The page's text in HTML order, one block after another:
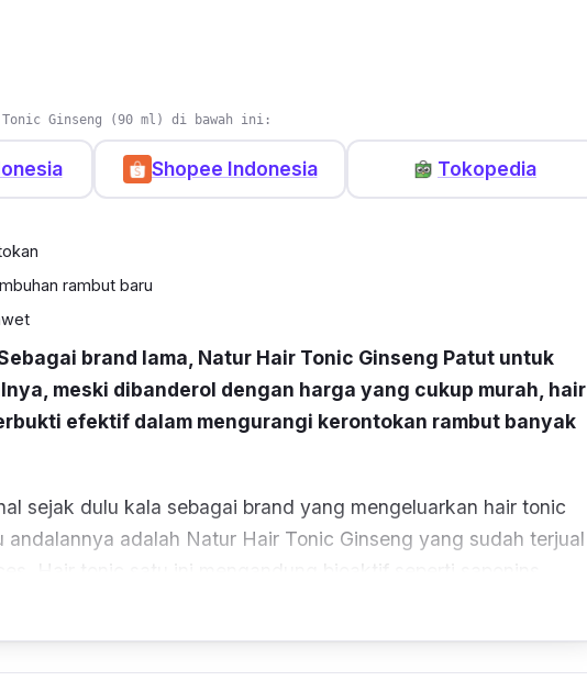
Ginseng (90 ml) di bawah ini:
Shopee Indonesia Tokopedia
rambut baru
brand lama, Natur Hair Tonic Ginseng Patut untuk
meski dibanderol dengan harga yang cukup murah, hair
efektif dalam mengurangi kerontokan rambut banyak
sejak dulu kala sebagai brand yang mengeluarkan hair tonic
andalannya adalah Natur Hair Tonic Ginseng yang sudah terjual
Hair tonic satu ini mengandung bioaktif seperti
polysaccharides